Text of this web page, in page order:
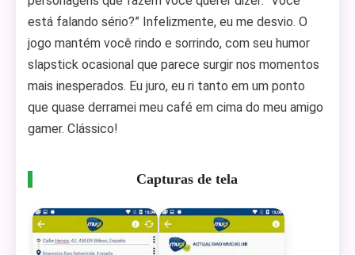
está falando sério?” Infelizmente, eu me desvio. O
jogo mantém você rindo e sorrindo, com seu humor
slapstick ocasional que parece surgir nos momentos
mais inesperados. Eu juro, eu ri tanto em um ponto
que quase derramei meu café em cima do meu amigo
gamer. Clássico!
Capturas de tela